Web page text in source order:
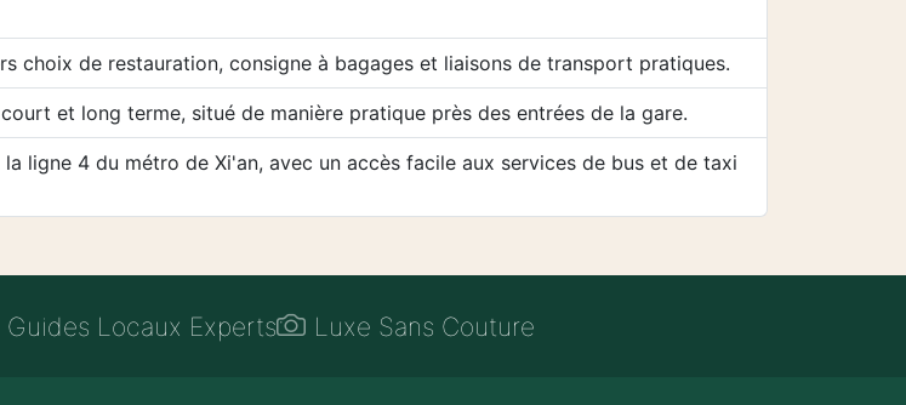
choix de restauration, consigne à bagages et liaisons de transport pratiques.
et long terme, situé de manière pratique près des entrées de la gare.
ligne 4 du métro de Xi'an, avec un accès facile aux services de bus et de taxi
Guides Locaux Experts Luxe Sans Couture